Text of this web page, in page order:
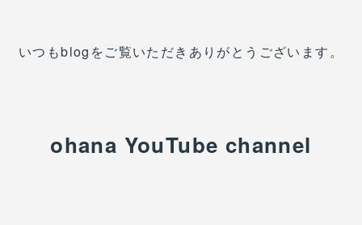
いつもblogをご覧いただきありがとうございます。
ohana YouTube channel